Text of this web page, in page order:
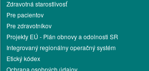
Zdravotná starostlivosť
Pre pacientov
Pre zdravotníkov
Projekty EÚ - Plán obnovy a odolnosti SR
Integrovaný regionálny operačný systém
Etický kódex